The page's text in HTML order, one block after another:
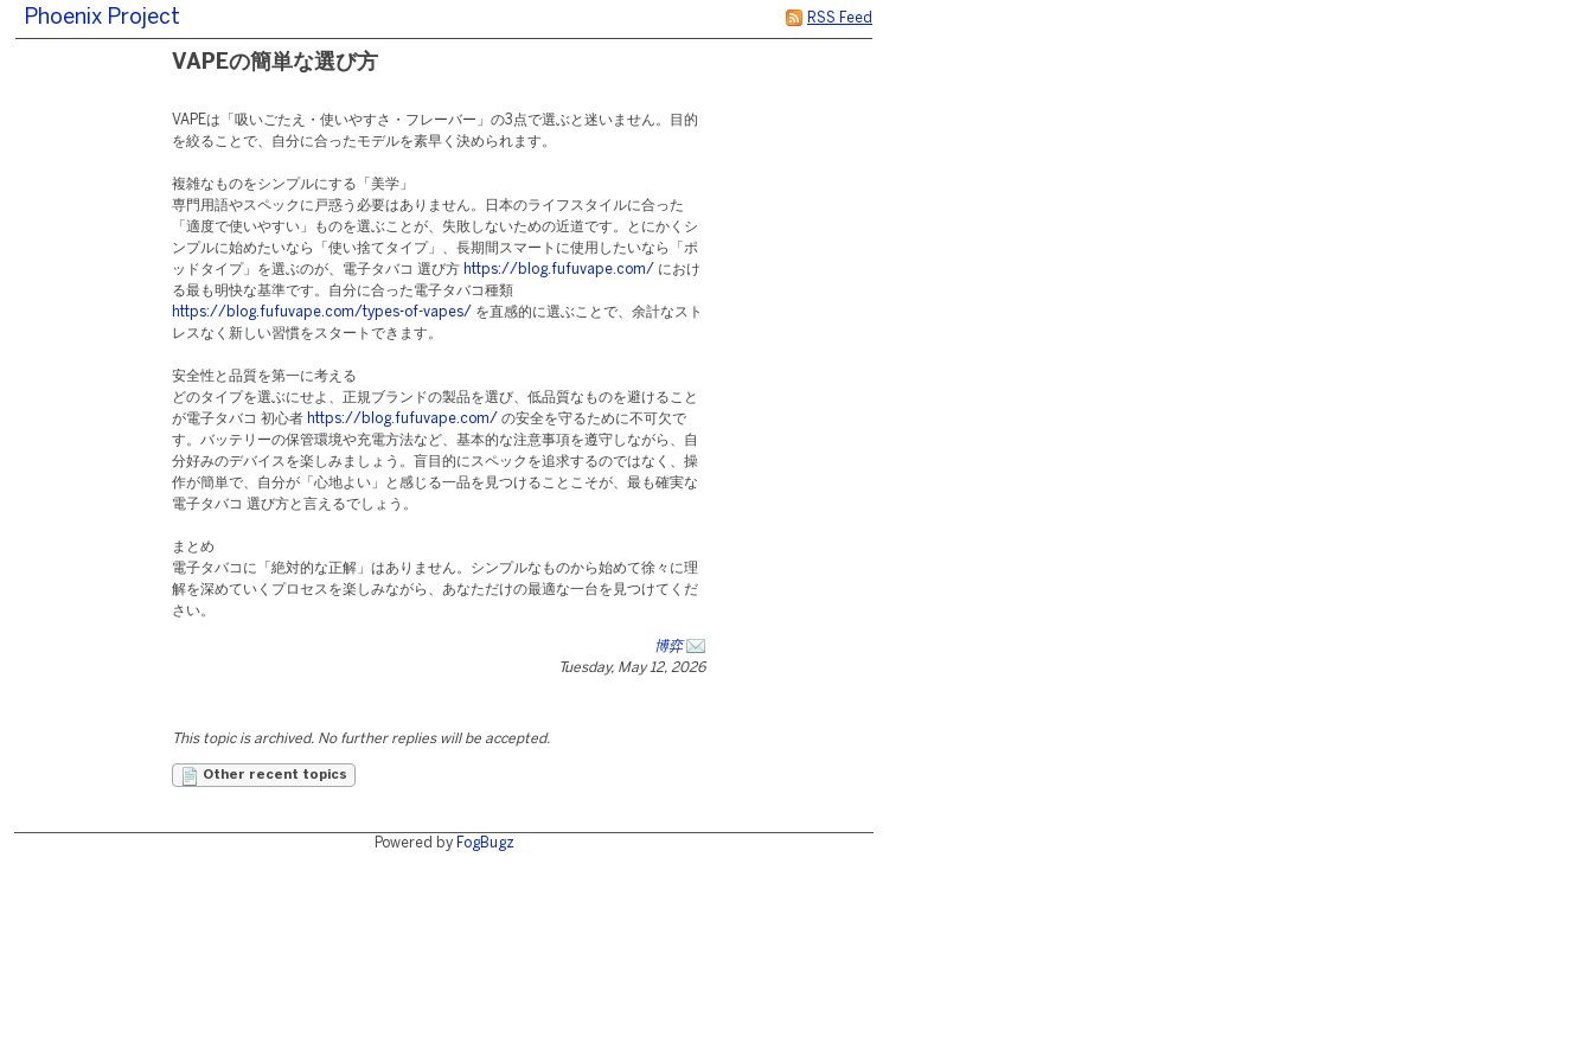
RSS Feed
Phoenix Project
VAPEの簡単な選び方
VAPEは「吸いごたえ・使いやすさ・フレーバー」の3点で選ぶと迷いません。目的
を絞ることで、自分に合ったモデルを素早く決められます。
複雑なものをシンプルにする「美学」​
専門用語やスペックに戸惑う必要はありません。日本のライフスタイルに合った
「適度で使いやすい」ものを選ぶことが、失敗しないための近道です。とにかくシ
ンプルに始めたいなら「使い捨てタイプ」、長期間スマートに使用したいなら「ポ
ッドタイプ」を選ぶのが、電子タバコ 選び方 https://blog.fufuvape.com/ におけ
る最も明快な基準です。自分に合った電子タバコ種類
https://blog.fufuvape.com/types-of-vapes/ を直感的に選ぶことで、余計なスト
レスなく新しい習慣をスタートできます。
安全性と品質を第一に考える​
どのタイプを選ぶにせよ、正規ブランドの製品を選び、低品質なものを避けること
が電子タバコ 初心者 https://blog.fufuvape.com/ の安全を守るために不可欠で
す。バッテリーの保管環境や充電方法など、基本的な注意事項を遵守しながら、自
分好みのデバイスを楽しみましょう。盲目的にスペックを追求するのではなく、操
作が簡単で、自分が「心地よい」と感じる一品を見つけることこそが、最も確実な
電子タバコ 選び方と言えるでしょう。
まとめ​
電子タバコに「絶対的な正解」はありません。シンプルなものから始めて徐々に理
解を深めていくプロセスを楽しみながら、あなただけの最適な一台を見つけてくだ
さい。
博弈
Tuesday, May 12, 2026
This topic is archived. No further replies will be accepted.
Other recent topics
Powered by FogBugz